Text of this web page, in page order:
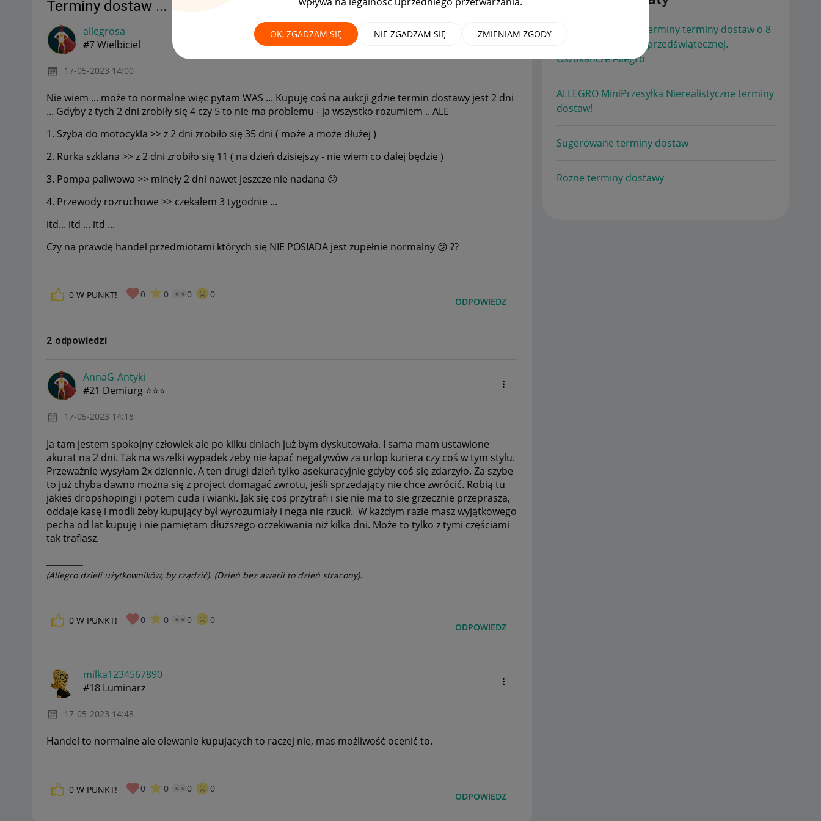
OK, ZGADZAM SIĘ NIE ZGADZAM SIĘ ZMIENIAM ZGODY
Terminy dostaw ...
allegrosa
#7 Wielbiciel
‎17-05-2023 14:00
Nie wiem ... może to normalne więc pytam WAS ... Kupuję coś na aukcji gdzie termin dostawy jest 2 dni
... Gdyby z tych 2 dni zrobiły się 4 czy 5 to nie ma problemu - ja wszystko rozumiem .. ALE
1. Szyba do motocykla >> z 2 dni zrobiło się 35 dni ( może a może dłużej )
2. Rurka szklana >> z 2 dni zrobiło się 11 ( na dzień dzisiejszy - nie wiem co dalej będzie )
3. Pompa paliwowa >> minęły 2 dni nawet jeszcze nie nadana 😕
4. Przewody rozruchowe >> czekałem 3 tygodnie ...
itd... itd ... itd ...
Czy na prawdę handel przedmiotami których się NIE POSIADA jest zupełnie normalny 😕 ??
0 W PUNKT! 0 0 0 0
ODPOWIEDZ
2 odpowiedzi
AnnaG-Antyki
#21 Demiurg ⭐⭐⭐
‎17-05-2023 14:18
Ja tam jestem spokojny człowiek ale po kilku dniach już bym dyskutowała. I sama mam ustawione
akurat na 2 dni. Tak na wszelki wypadek żeby nie łapać negatywów za urlop kuriera czy coś w tym stylu.
Przeważnie wysyłam 2x dziennie. A ten drugi dzień tylko asekuracyjnie gdyby coś się zdarzyło. Za szybę
to już chyba dawno można się z project domagać zwrotu, jeśli sprzedający nie chce zwrócić. Robią tu
jakieś dropshopingi i potem cuda i wianki. Jak się coś przytrafi i się nie ma to się grzecznie przeprasza,
oddaje kasę i modli żeby kupujący był wyrozumiały i nega nie rzucił. W każdym razie masz wyjątkowego
pecha od lat kupuję i nie pamiętam dłuższego oczekiwania niż kilka dni. Może to tylko z tymi częściami
tak trafiasz.
(Allegro dzieli użytkowników, by rządzić). (Dzień bez awarii to dzień stracony).
0 W PUNKT! 0 0 0 0
ODPOWIEDZ
milka1234567890
#18 Luminarz
‎17-05-2023 14:48
Handel to normalne ale olewanie kupujących to raczej nie, mas możliwość ocenić to.
0 W PUNKT! 0 0 0 0
ODPOWIEDZ
Mam przekłamane terminy terminy dostaw o 8
dni - i po sprzedaży przedświątecznej.
Oszukańcze Allegro
ALLEGRO MiniPrzesyłka Nierealistyczne terminy
dostaw!
Sugerowane terminy dostaw
Rozne terminy dostawy